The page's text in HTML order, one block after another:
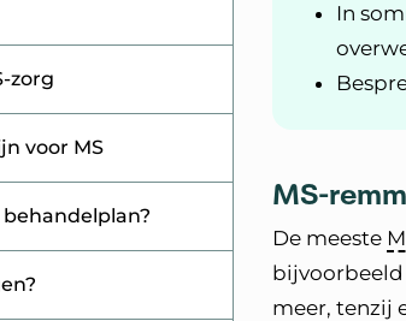
zorg
voor MS
In
MS-
De meeste
bijvoorbeeld
meer, tenzij